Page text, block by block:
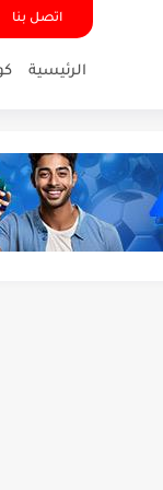
اتصل بنا
الرئيسية